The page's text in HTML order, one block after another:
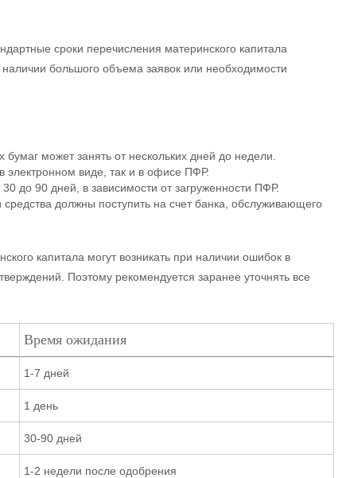
сроки перечисления материнского капитала
большого объема заявок или необходимости
может занять от нескольких дней до недели.
электронном виде, так и в офисе ПФР.
30 до 90 дней, в зависимости от загруженности ПФР.
должны поступить на счет банка, обслуживающего
капитала могут возникать при наличии ошибок в
Поэтому рекомендуется заранее уточнять все
Время ожидания
1-7 дней
1 день
30-90 дней
1-2 недели после одобрения